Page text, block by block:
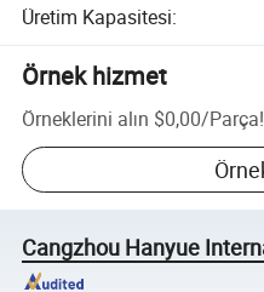
Üretim Kapasitesi:
Örnek hizmet
Örneklerini alın $0,00/Parça!
Cangzhou Hanyue